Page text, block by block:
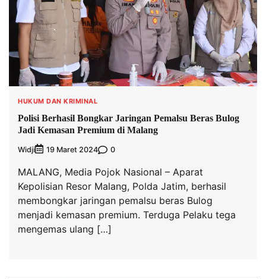
HUKUM DAN KRIMINAL
Polisi Berhasil Bongkar Jaringan Pemalsu Beras Bulog
Jadi Kemasan Premium di Malang
Widji 19 Maret 2024 0
MALANG, Media Pojok Nasional – Aparat
Kepolisian Resor Malang, Polda Jatim, berhasil
membongkar jaringan pemalsu beras Bulog
menjadi kemasan premium. Terduga Pelaku tega
mengemas ulang […]